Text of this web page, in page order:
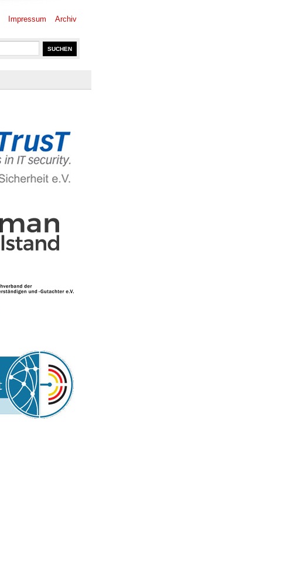
Impressum Archiv